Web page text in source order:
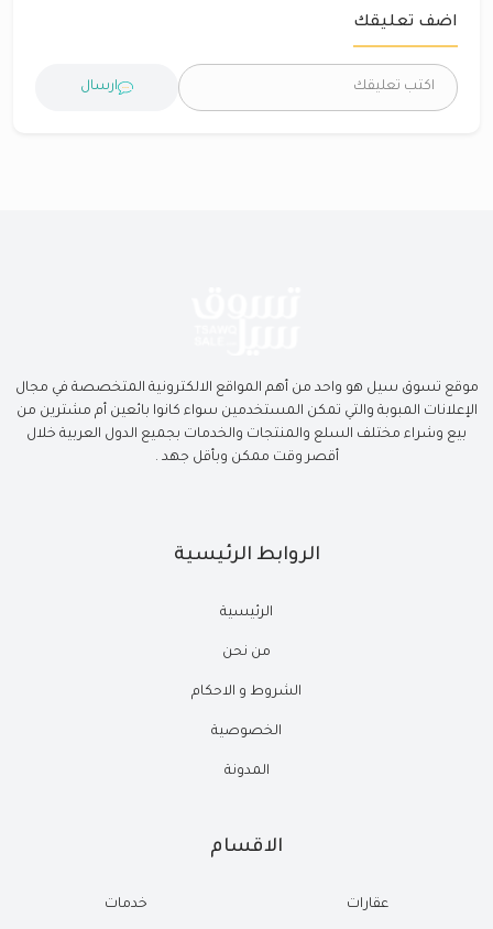
اضف تعليقك
ارسال
موقع تسوق سيل هو واحد من أهم المواقع الالكترونية المتخصصة في مجال
الإعلانات المبوبة والتي تمكن المستخدمين سواء كانوا بائعين أم مشترين من
بيع وشراء مختلف السلع والمنتجات والخدمات بجميع الدول العربية خلال
أقصر وقت ممكن وبأقل جهد .
الروابط الرئيسية
الرئيسية
من نحن
الشروط و الاحكام
الخصوصية
المدونة
الاقسام
عقارات خدمات